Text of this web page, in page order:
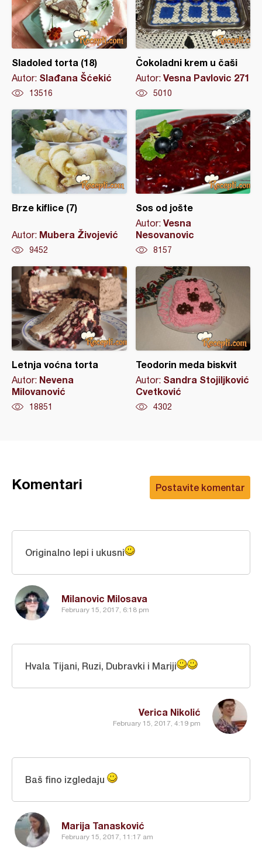
Sladoled torta (18)
Autor: Slađana Šćekić
13516
Čokoladni krem u čaši
Autor: Vesna Pavlovic 271
5010
Brze kiflice (7)
Autor: Mubera Živojević
9452
Sos od jošte
Autor: Vesna
Nesovanovic
8157
Letnja voćna torta
Autor: Nevena
Milovanović
18851
Teodorin meda biskvit
Autor: Sandra Stojiljković
Cvetković
4302
Postavite komentar
Komentari
Milanovic Milosava
February 15, 2017, 6:18 pm
Originalno lepi i ukusni
Verica Nikolić
February 15, 2017, 4:19 pm
Hvala Tijani, Ruzi, Dubravki i Mariji
Marija Tanasković
February 15, 2017, 11:17 am
Baš fino izgledaju